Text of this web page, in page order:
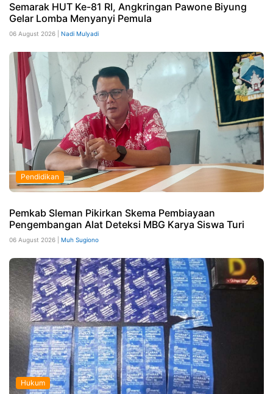
Semarak HUT Ke-81 RI, Angkringan Pawone Biyung
Gelar Lomba Menyanyi Pemula
06 August 2026 | Nadi Mulyadi
Pendidikan
Pemkab Sleman Pikirkan Skema Pembiayaan
Pengembangan Alat Deteksi MBG Karya Siswa Turi
06 August 2026 | Muh Sugiono
Hukum